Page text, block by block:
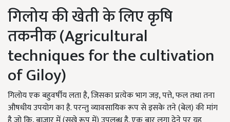
गिलोय की खेती के लिए कृषि
तकनीक (Agricultural
techniques for the cultivation
of Giloy)
गिलोय एक बहुवर्षीय लता है, जिसका प्रत्येक भाग जड़, पत्ते, फल तथा तना
औषधीय उपयोग का है. परन्तु व्यावसायिक रूप से इसके तने (बेल) की मांग